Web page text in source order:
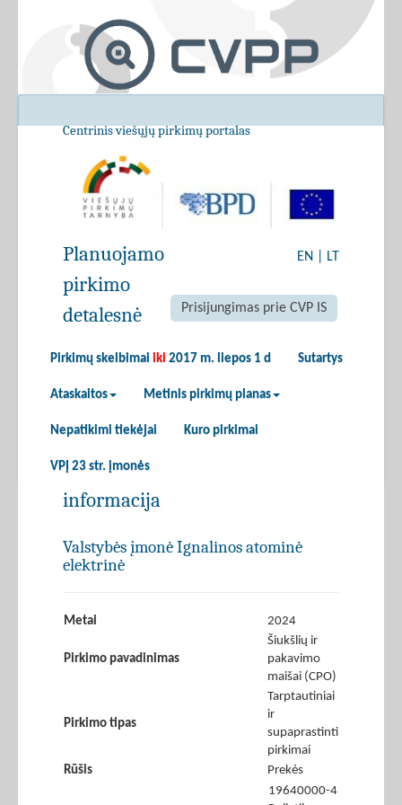
Centrinis viešųjų pirkimų portalas
EN LT
Prisijungimas prie CVP IS
Pirkimų skelbimai iki 2017 m. liepos 1 d Sutartys
Ataskaitos Metinis pirkimų planas
Nepatikimi tiekėjai Kuro pirkimai
VPĮ 23 str. įmonės
Planuojamo
pirkimo
detalesnė
informacija
Valstybės įmonė Ignalinos atominė
elektrinė
Metai 2024
Pirkimo pavadinimas
Šiukšlių ir
pakavimo
maišai (CPO)
Pirkimo tipas
Tarptautiniai
ir
supaprastinti
pirkimai
Rūšis
Prekės
19640000-4